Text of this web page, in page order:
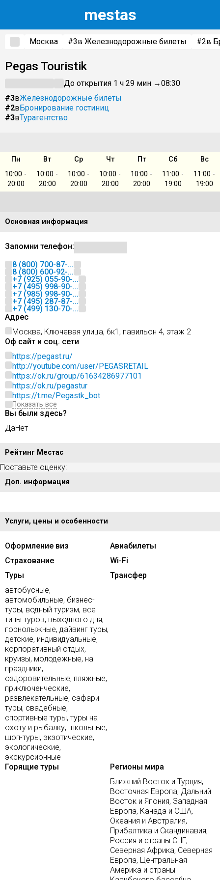
mestas
Москва #3в Железнодорожные билеты #2в
Pegas Touristik
До открытия 1 ч 29 мин →08:30
#3вЖелезнодорожные билеты
#2вБронирование гостиниц
#3вТурагентство
Пн Вт Ср Чт Пт Сб
Вс
10:00 -
20:00
10:00 -
20:00
10:00 -
20:00
10:00 -
20:00
10:00 -
20:00
11:00 -
19:00
11:00 -
19:00
Основная информация
Запомни телефон:
8 (800) 700-87-...
8 (800) 600-92-...
+7 (925) 055-90-...
+7 (495) 998-90-...
+7 (985) 998-90-...
+7 (495) 287-87-...
+7 (499) 130-70-...
Адрес
Москва, Ключевая улица, 6к1, павильон 4, этаж 2
Оф сайт и соц. сети
https://pegast.ru/
http://youtube.com/user/PEGASRETAIL
https://ok.ru/group/61634286977101
https://ok.ru/pegastur
https://t.me/Pegastk_bot
Показать все
Вы были здесь?
ДаНет
Рейтинг Местас
Поставьте оценку:
Доп. информация
Услуги, цены и особенности
Оформление виз
Авиабилеты
Страхование
Wi-Fi
Туры
автобусные,
автомобильные, бизнес-
туры, водный туризм, все
типы туров, выходного дня,
горнолыжные, дайвинг туры,
детские, индивидуальные,
корпоративный отдых,
круизы, молодежные, на
праздники,
оздоровительные, пляжные,
приключенческие,
развлекательные, сафари
туры, свадебные,
спортивные туры, туры на
охоту и рыбалку, школьные,
шоп-туры, экзотические,
экологические,
экскурсионные
Трансфер
Горящие туры
Регионы мира
Ближний Восток и Турция,
Восточная Европа, Дальний
Восток и Япония, Западная
Европа, Канада и США,
Океания и Австралия,
Прибалтика и Скандинавия,
Россия и страны СНГ,
Северная Африка, Северная
Европа, Центральная
Америка и страны